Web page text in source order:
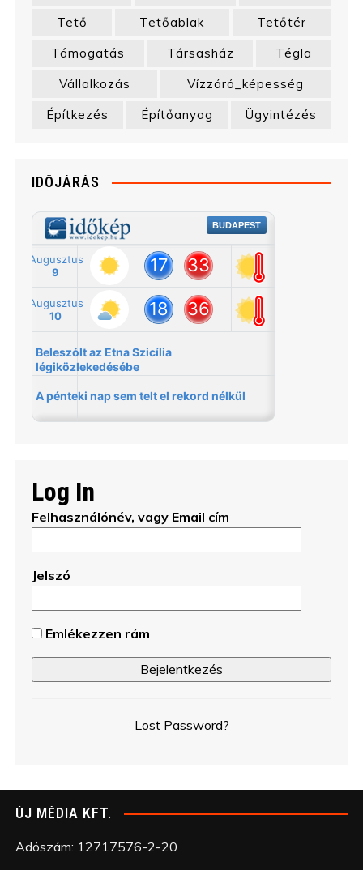
Tető
Tetőablak
Tetőtér
Támogatás
Társasház
Tégla
Vállalkozás
Vízzáró_képesség
Építkezés
Építőanyag Ügyintézés
IDŐJÁRÁS
Log In
Felhasználónév, vagy Email cím
Jelszó
Emlékezzen rám
Lost Password?
ÚJ MÉDIA KFT.
Adószám: 12717576-2-20